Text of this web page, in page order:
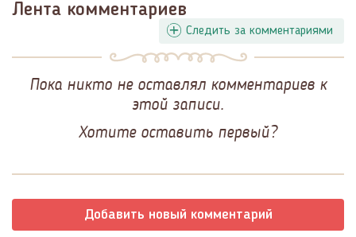
Лента комментариев
Следить за комментариями
Пока никто не оставлял комментариев к
этой записи.
Хотите оставить первый?
Добавить новый комментарий